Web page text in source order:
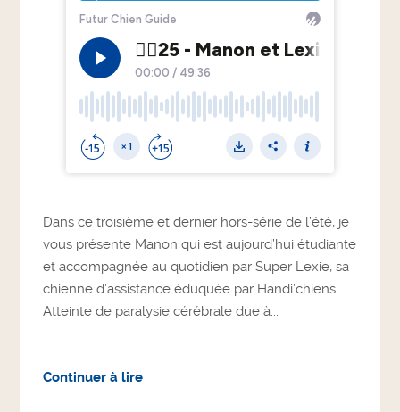
Dans ce troisième et dernier hors-série de l’été, je
vous présente Manon qui est aujourd’hui étudiante
et accompagnée au quotidien par Super Lexie, sa
chienne d’assistance éduquée par Handi’chiens.
Atteinte de paralysie cérébrale due à...
Continuer à lire